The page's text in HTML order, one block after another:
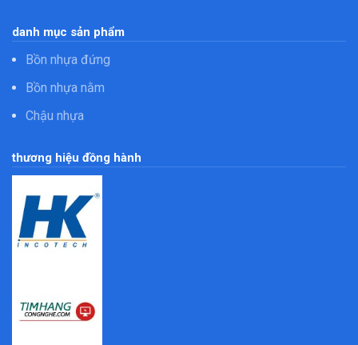
danh mục sản phẩm
Bồn nhựa đứng
Bồn nhựa nằm
Chậu nhựa
thương hiệu đồng hành